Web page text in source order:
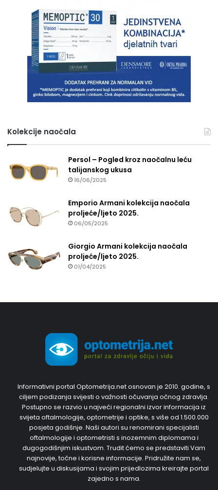
Kolekcije naočala
Persol – Pogled kroz naočalnu leću
talijanskog ukusa
16/06/2025
Emporio Armani kolekcija naočala
proljeće/ljeto 2025.
06/05/2025
Giorgio Armani kolekcija naočala
proljeće/ljeto 2025.
01/04/2025
Informativni portal Optometrija.net osnovan je 2010. godine, s
ciljem podizanja svijesti o važnosti očuvanja očnog zdravlja.
Postupno se razvio u najveći regionalni izvor informacija iz
svijeta oftalmologije, optometrije i optike, s više od 1.500.000
posjeta godišnje. Naši autori su renomirani specijalisti
oftalmologije i optometristi s inozemnim diplomama i
dugogodišnjim iskustvom. Trudit ćemo se predstaviti Vam
najnovije, točne i korisne informacije. Pridružite nam se,
sudjelujte u diskusijama i svojim prijedlozima kreirajte portal
zajedno s nama.